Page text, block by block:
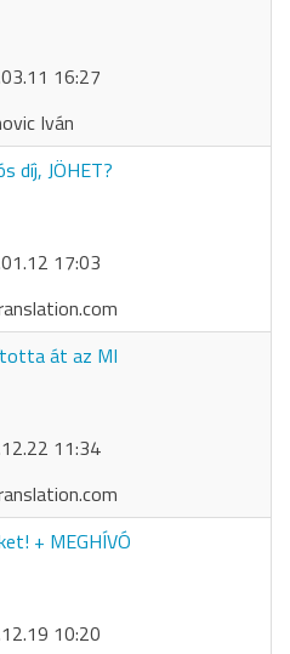
16:27
Iván
díj, JÖHET?
17:03
át az MI
11:34
+ MEGHÍVÓ
10:20